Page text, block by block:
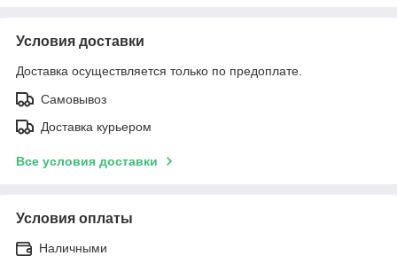
Условия доставки
Доставка осуществляется только по предоплате.
Самовывоз
Доставка курьером
Все условия доставки
Условия оплаты
Наличными